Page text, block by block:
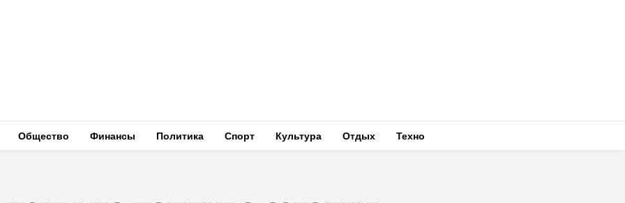
Общество Финансы Политика Спорт Культура Отдых Техно